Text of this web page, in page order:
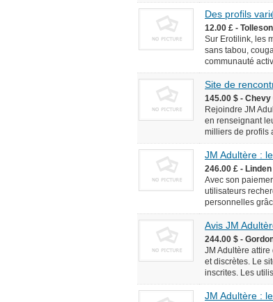
Des profils
12.00 £ -
Sur Erotilink, les
sans tabou,
communauté
Site de
145.00 $ -
Rejoindre JM
en renseignant
milliers de profils
JM Adultère :
246.00 £ -
Avec son
utilisateurs
personnelles
Avis JM
244.00 $ -
JM Adultère
et discrètes. Le
inscrites. Les
JM Adultère :